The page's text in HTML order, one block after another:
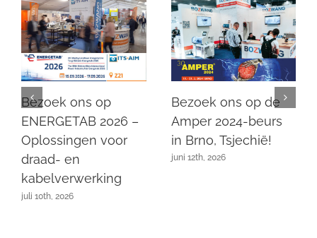
Bezoek ons op
ENERGETAB 2026 –
Oplossingen voor
draad- en
kabelverwerking
juli 10th, 2026
Bezoek ons op de
Amper 2024-beurs
in Brno, Tsjechië!
juni 12th, 2026